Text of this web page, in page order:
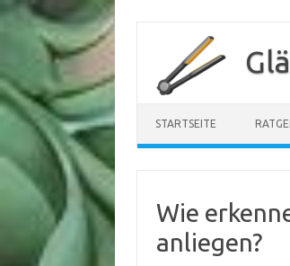
STARTSEITE
Wie
anliegen?